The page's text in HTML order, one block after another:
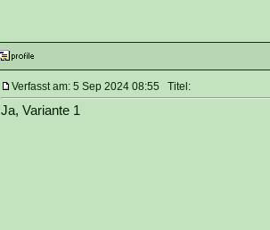
Verfasst am: 5 Sep 2024 08:55 Titel:
Ja, Variante 1